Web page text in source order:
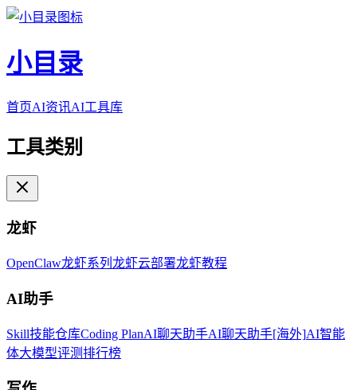
小目录
首页AI资讯AI工具库
工具类别
龙虾
OpenClaw龙虾系列 龙虾云部署龙虾教程
AI助手
Skill技能仓库Coding PlanAI聊天助手AI聊天助手[海外]AI智能
体大模型评测排行榜